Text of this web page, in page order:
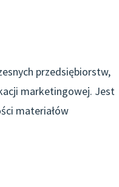
przedsiębiorstw,
marketingowej. Jest
materiałów